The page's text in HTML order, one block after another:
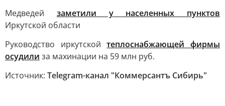
Медведей заметили у населенных пунктов
Иркутской области
Руководство иркутскойтеплоснабжающей фирмы
осудили за махинации на 59 млн руб.
Источник: Telegram-канал "Коммерсантъ Сибирь"